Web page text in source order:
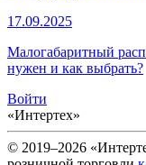
17.09.2025
Малогабаритный
нужен и как выбрать?
Войти
«Интертех»
© 2019–2026